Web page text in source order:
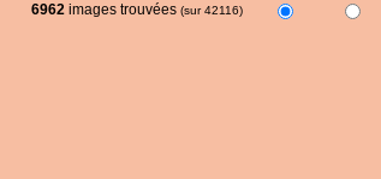
6962 images trouvées (sur 42116)